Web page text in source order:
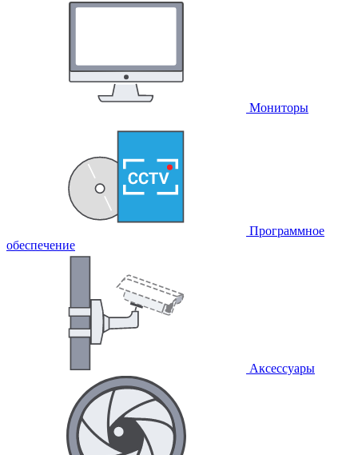
Мониторы
Программное
обеспечение
Аксессуары